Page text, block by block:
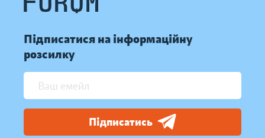
Підписатися на інформаційну
розсилку
Підписатись